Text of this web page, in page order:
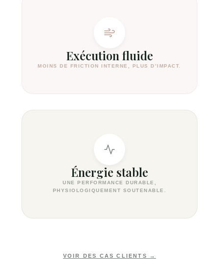
Exécution fluide
MOINS DE FRICTION INTERNE, PLUS D’IMPACT.
Énergie stable
UNE PERFORMANCE DURABLE,
PHYSIOLOGIQUEMENT SOUTENABLE.
VOIR DES CAS CLIENTS →